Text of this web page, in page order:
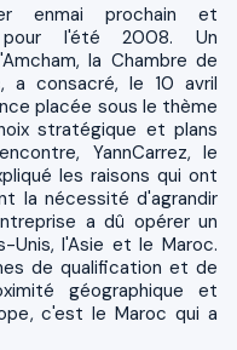
enmai prochain et
pour l'été 2008. Un
la Chambre de
a consacré, le 10 avril
placée sous le thème
stratégique et plans
YannCarrez, le
les raisons qui ont
la nécessité d'agrandir
a dû opérer un
l'Asie et le Maroc.
de qualification et de
géographique et
c'est le Maroc qui a